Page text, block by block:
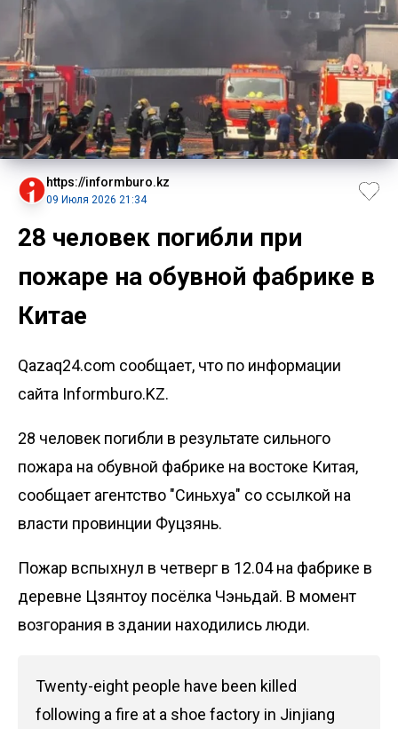
https://informburo.kz
09 Июля 2026 21:34
28 человек погибли при
пожаре на обувной фабрике в
Китае
Qazaq24.com сообщает, что по информации
сайта Informburo.KZ.
28 человек погибли в результате сильного
пожара на обувной фабрике на востоке Китая,
сообщает агентство "Синьхуа" со ссылкой на
власти провинции Фуцзянь.
Пожар вспыхнул в четверг в 12.04 на фабрике в
деревне Цзянтоу посёлка Чэньдай. В момент
возгорания в здании находились люди.
Twenty-eight people have been killed
following a fire at a shoe factory in Jinjiang